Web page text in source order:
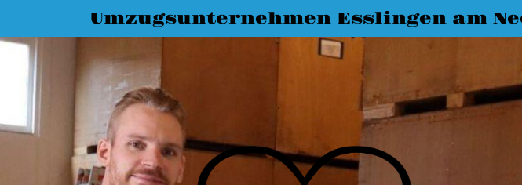
Umzugsunternehmen Esslingen am